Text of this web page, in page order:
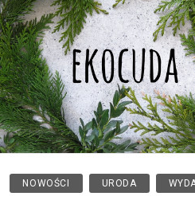
NOWOŚCI URODA